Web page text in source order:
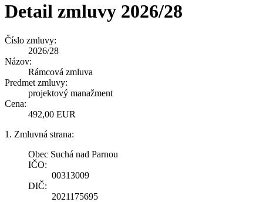
Detail zmluvy 2026/28
Číslo zmluvy:
2026/28
Názov:
Rámcová zmluva
Predmet zmluvy:
projektový manažment
Cena:
492,00 EUR
1. Zmluvná strana:
Obec Suchá nad Parnou
IČO:
00313009
DIČ:
2021175695